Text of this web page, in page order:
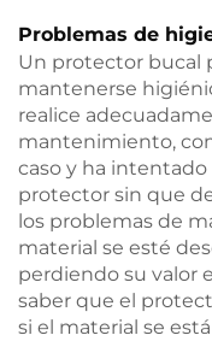
Problemas de
Un protector bucal
mantenerse
realice
mantenimiento,
caso y ha
protector sin que
los problemas de
material se esté
perdiendo su valor
saber que el
si el material se